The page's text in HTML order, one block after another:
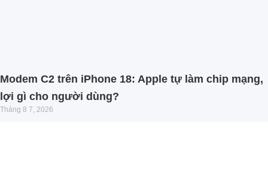
Modem C2 trên iPhone 18: Apple tự làm chip mạng,
lợi gì cho người dùng?
Tháng 8 7, 2026